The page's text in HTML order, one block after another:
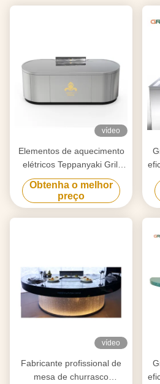
vídeo
Elementos de aquecimento
elétricos Teppanyaki Grill
Table para purificação
personalizado para as suas
necessidades
Obtenha o melhor
preço
vídeo
Fabricante profissional de
mesa de churrasco